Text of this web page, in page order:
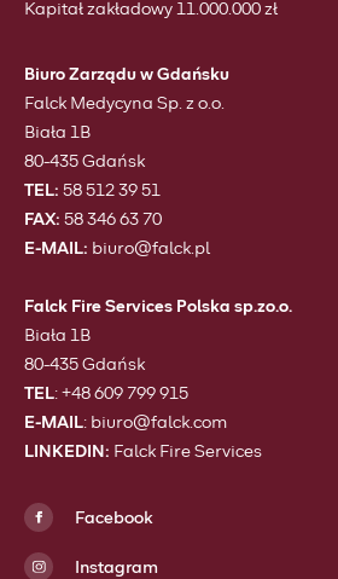
Kapitał zakładowy 11.000.000 zł
Biuro Zarządu w Gdańsku
Falck Medycyna Sp. z o.o.
Biała 1B
80-435 Gdańsk
TEL: 58 512 39 51
FAX: 58 346 63 70
E-MAIL: biuro@falck.pl
Falck Fire Services Polska sp.zo.o.
Biała 1B
80-435 Gdańsk
TEL: +48 609 799 915
E-MAIL: biuro@falck.com
LINKEDIN: Falck Fire Services
Facebook
Instagram